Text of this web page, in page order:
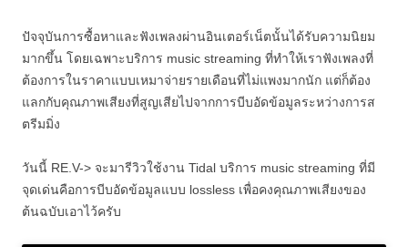
ปัจจุบันการซื้อหาและฟังเพลงผ่านอินเตอร์เน็ตนั้นได้รับความนิยม
มากขึ้น โดยเฉพาะบริการ music streaming ที่ทำให้เราฟังเพลงที่
ต้องการในราคาแบบเหมาจ่ายรายเดือนที่ไม่แพงมากนัก แต่ก็ต้อง
แลกกับคุณภาพเสียงที่สูญเสียไปจากการบีบอัดข้อมูลระหว่างการส
ตรีมมิ่ง
วันนี้ RE.V-> จะมารีวิวใช้งาน Tidal บริการ music streaming ที่มี
จุดเด่นคือการบีบอัดข้อมูลแบบ lossless เพื่อคงคุณภาพเสียงของ
ต้นฉบับเอาไว้ครับ